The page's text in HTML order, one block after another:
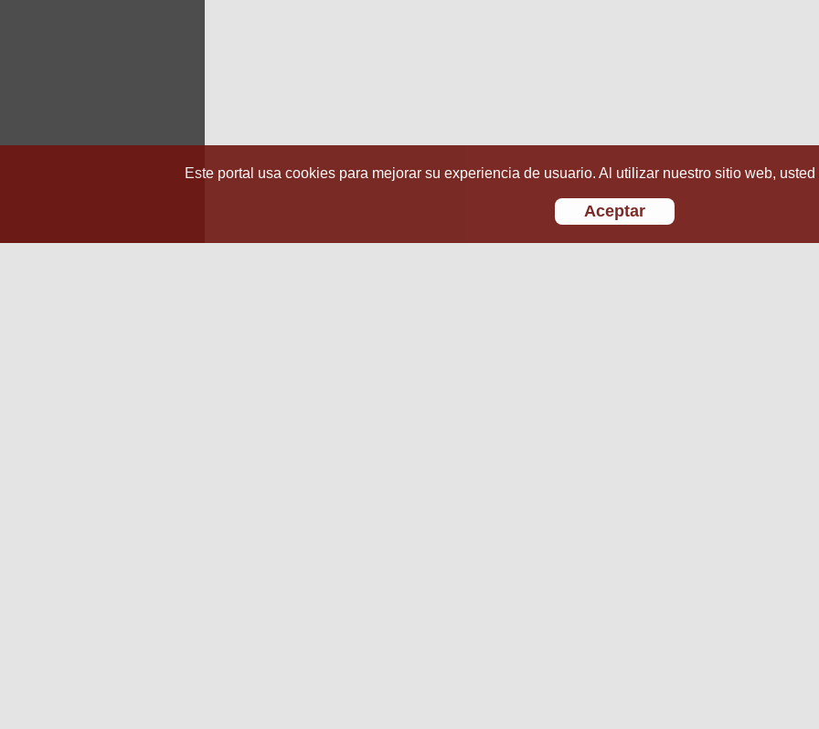
Este portal usa cookies para mejorar su experiencia de usuario. Al utilizar nuestro sitio web,
Aceptar